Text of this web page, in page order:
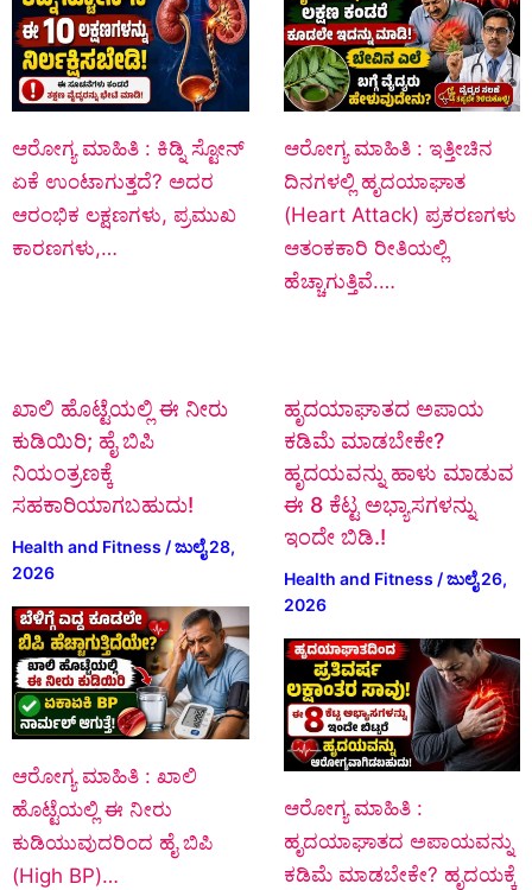
ಆರೋಗ್ಯ ಮಾಹಿತಿ : ಕಿಡ್ನಿ ಸ್ಟೋನ್‌
ಏಕೆ ಉಂಟಾಗುತ್ತದೆ? ಅದರ
ಆರಂಭಿಕ ಲಕ್ಷಣಗಳು, ಪ್ರಮುಖ
ಕಾರಣಗಳು,…
ಆರೋಗ್ಯ ಮಾಹಿತಿ : ಇತ್ತೀಚಿನ
ದಿನಗಳಲ್ಲಿ ಹೃದಯಾಘಾತ
(Heart Attack) ಪ್ರಕರಣಗಳು
ಆತಂಕಕಾರಿ ರೀತಿಯಲ್ಲಿ
ಹೆಚ್ಚಾಗುತ್ತಿವೆ.…
ಖಾಲಿ ಹೊಟ್ಟೆಯಲ್ಲಿ ಈ ನೀರು
ಕುಡಿಯಿರಿ; ಹೈ ಬಿಪಿ
ನಿಯಂತ್ರಣಕ್ಕೆ
ಸಹಕಾರಿಯಾಗಬಹುದು!
Health and Fitness /ಜುಲೈ 28,
2026
ಆರೋಗ್ಯ ಮಾಹಿತಿ : ಖಾಲಿ
ಹೊಟ್ಟೆಯಲ್ಲಿ ಈ ನೀರು
ಕುಡಿಯುವುದರಿಂದ ಹೈ ಬಿಪಿ
(High BP)…
ಹೃದಯಾಘಾತದ ಅಪಾಯ
ಕಡಿಮೆ ಮಾಡಬೇಕೇ?
ಹೃದಯವನ್ನು ಹಾಳು ಮಾಡುವ
ಈ 8 ಕೆಟ್ಟ ಅಭ್ಯಾಸಗಳನ್ನು
ಇಂದೇ ಬಿಡಿ.!
Health and Fitness /ಜುಲೈ 26,
2026
ಆರೋಗ್ಯ ಮಾಹಿತಿ :
ಹೃದಯಾಘಾತದ ಅಪಾಯವನ್ನು
ಕಡಿಮೆ ಮಾಡಬೇಕೇ? ಹೃದಯಕ್ಕೆ